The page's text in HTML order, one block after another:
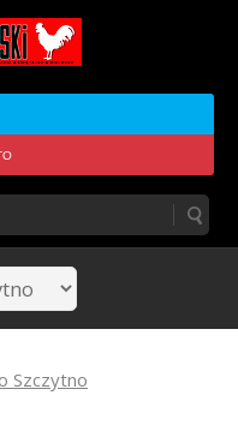
Szczytno